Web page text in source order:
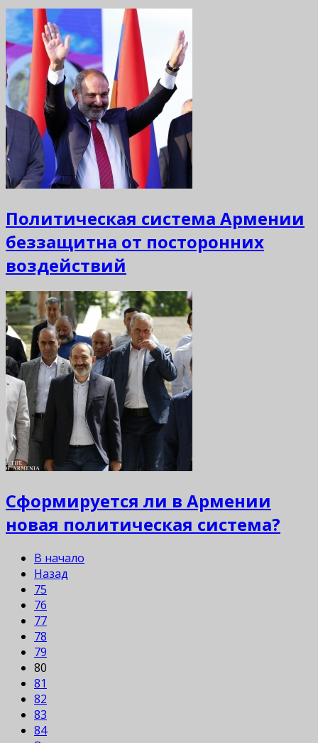
Политическая система Армении
беззащитна от посторонних
воздействий
Сформируется ли в Армении
новая политическая система?
В начало
Назад
75
76
77
78
79
80
81
82
83
84